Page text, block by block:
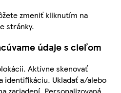
zmeniť kliknutím na
stránky.
údaje s cieľom
Aktívne skenovať
identifikáciu. Ukladať a/alebo